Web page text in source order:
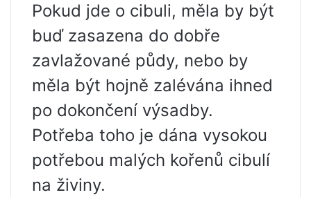
Pokud jde o cibuli, měla by být
buď zasazena do dobře
zavlažované půdy, nebo by
měla být hojně zalévána ihned
po dokončení výsadby.
Potřeba toho je dána vysokou
potřebou malých kořenů cibulí
na živiny.